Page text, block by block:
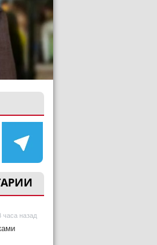
часа назад